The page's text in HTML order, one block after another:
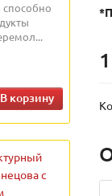
способно
В корзину